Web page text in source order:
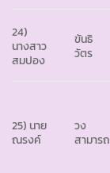
24)
นางสาว
สมปอง
ขันธิ
วัตร
25) นาย
ณรงค์
วง
สามารถ